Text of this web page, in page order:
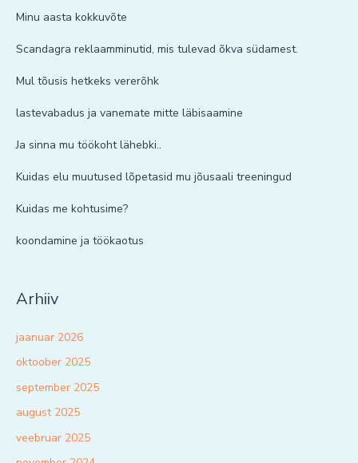
Minu aasta kokkuvõte
Scandagra reklaamminutid, mis tulevad õkva südamest.
Mul tõusis hetkeks vererõhk
lastevabadus ja vanemate mitte läbisaamine
Ja sinna mu töökoht lähebki..
Kuidas elu muutused lõpetasid mu jõusaali treeningud
Kuidas me kohtusime?
koondamine ja töökaotus
Arhiiv
jaanuar 2026
oktoober 2025
september 2025
august 2025
veebruar 2025